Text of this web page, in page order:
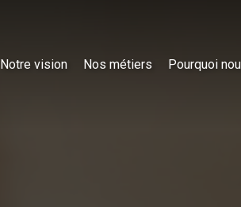
Notre vision Nos métiers Pourquoi